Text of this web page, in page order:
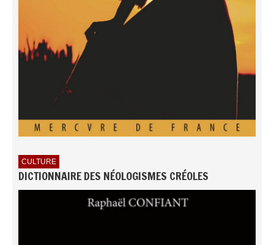
CULTURE
DICTIONNAIRE DES NÉOLOGISMES CRÉOLES